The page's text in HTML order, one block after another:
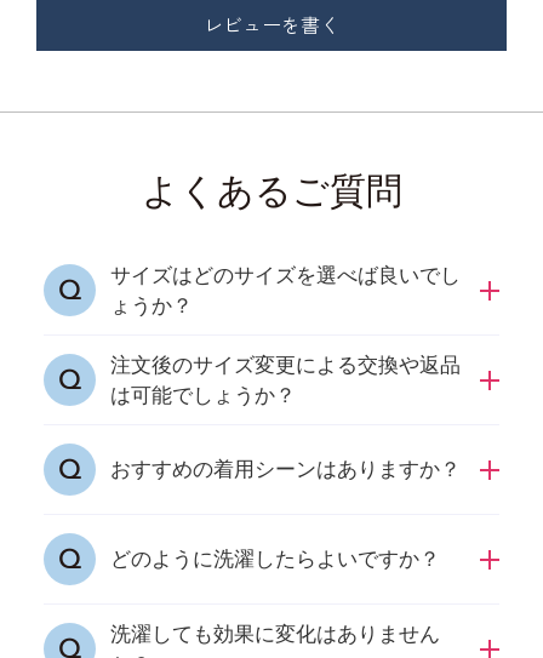
レビューを書く
よくあるご質問
サイズはどのサイズを選べば良いでし
ょうか？
日ごろ着用のサイズをおすすめしております。
サイズを迷われた場合、大きいサイズを推奨し
注文後のサイズ変更による交換や返品
は可能でしょうか？
商品の特性上、お客様都合による返品・交換は
原則として受け付けておりません。
おすすめの着用シーンはありますか？
インナーのため、お客様のライフスタイルに応
じてご着用いただけます。
どのように洗濯したらよいですか？
乾燥機は使用せず、洗濯ネットに入れ、日陰干
洗濯しても効果に変化はありません